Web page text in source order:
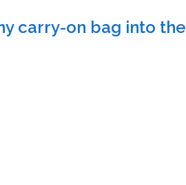
carry-on bag into the